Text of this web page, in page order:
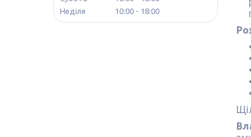
Неділя
10:00 18:00